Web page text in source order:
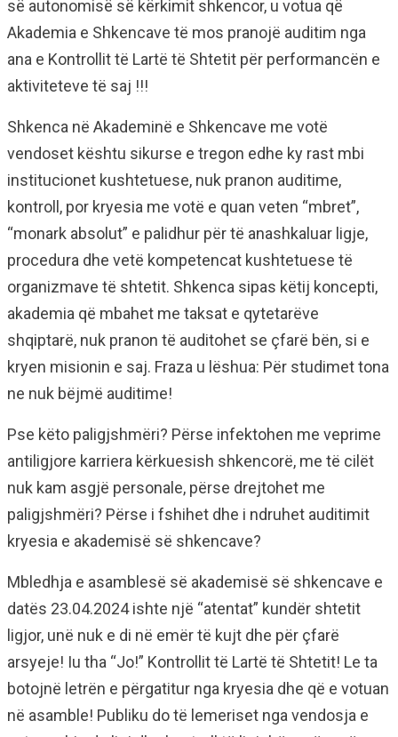
së autonomisë së kërkimit shkencor, u votua që
Akademia e Shkencave të mos pranojë auditim nga
ana e Kontrollit të Lartë të Shtetit për performancën e
aktiviteteve të saj !!!
Shkenca në Akademinë e Shkencave me votë
vendoset kështu sikurse e tregon edhe ky rast mbi
institucionet kushtetuese, nuk pranon auditime,
kontroll, por kryesia me votë e quan veten “mbret”,
“monark absolut” e palidhur për të anashkaluar ligje,
procedura dhe vetë kompetencat kushtetuese të
organizmave të shtetit. Shkenca sipas këtij koncepti,
akademia që mbahet me taksat e qytetarëve
shqiptarë, nuk pranon të auditohet se çfarë bën, si e
kryen misionin e saj. Fraza u lëshua: Për studimet tona
ne nuk bëjmë auditime!
Pse këto paligjshmëri? Përse infektohen me veprime
antiligjore karriera kërkuesish shkencorë, me të cilët
nuk kam asgjë personale, përse drejtohet me
paligjshmëri? Përse i fshihet dhe i ndruhet auditimit
kryesia e akademisë së shkencave?
Mbledhja e asamblesë së akademisë së shkencave e
datës 23.04.2024 ishte një “atentat” kundër shtetit
ligjor, unë nuk e di në emër të kujt dhe për çfarë
arsyeje! Iu tha “Jo!” Kontrollit të Lartë të Shtetit! Le ta
botojnë letrën e përgatitur nga kryesia dhe që e votuan
në asamble! Publiku do të lemeriset nga vendosja e